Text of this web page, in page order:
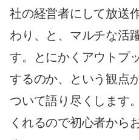
社の経営者にして放送
わり、と、マルチな活
す。とにかくアウトプ
するのか、という観点
ついて語り尽くします
くれるので初心者から